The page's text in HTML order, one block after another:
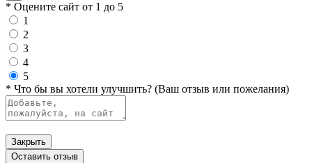
* Оцените сайт от 1 до 5
1
2
3
4
5
* Что бы вы хотели улучшить? (Ваш отзыв или пожелания)
Закрыть
Оставить отзыв